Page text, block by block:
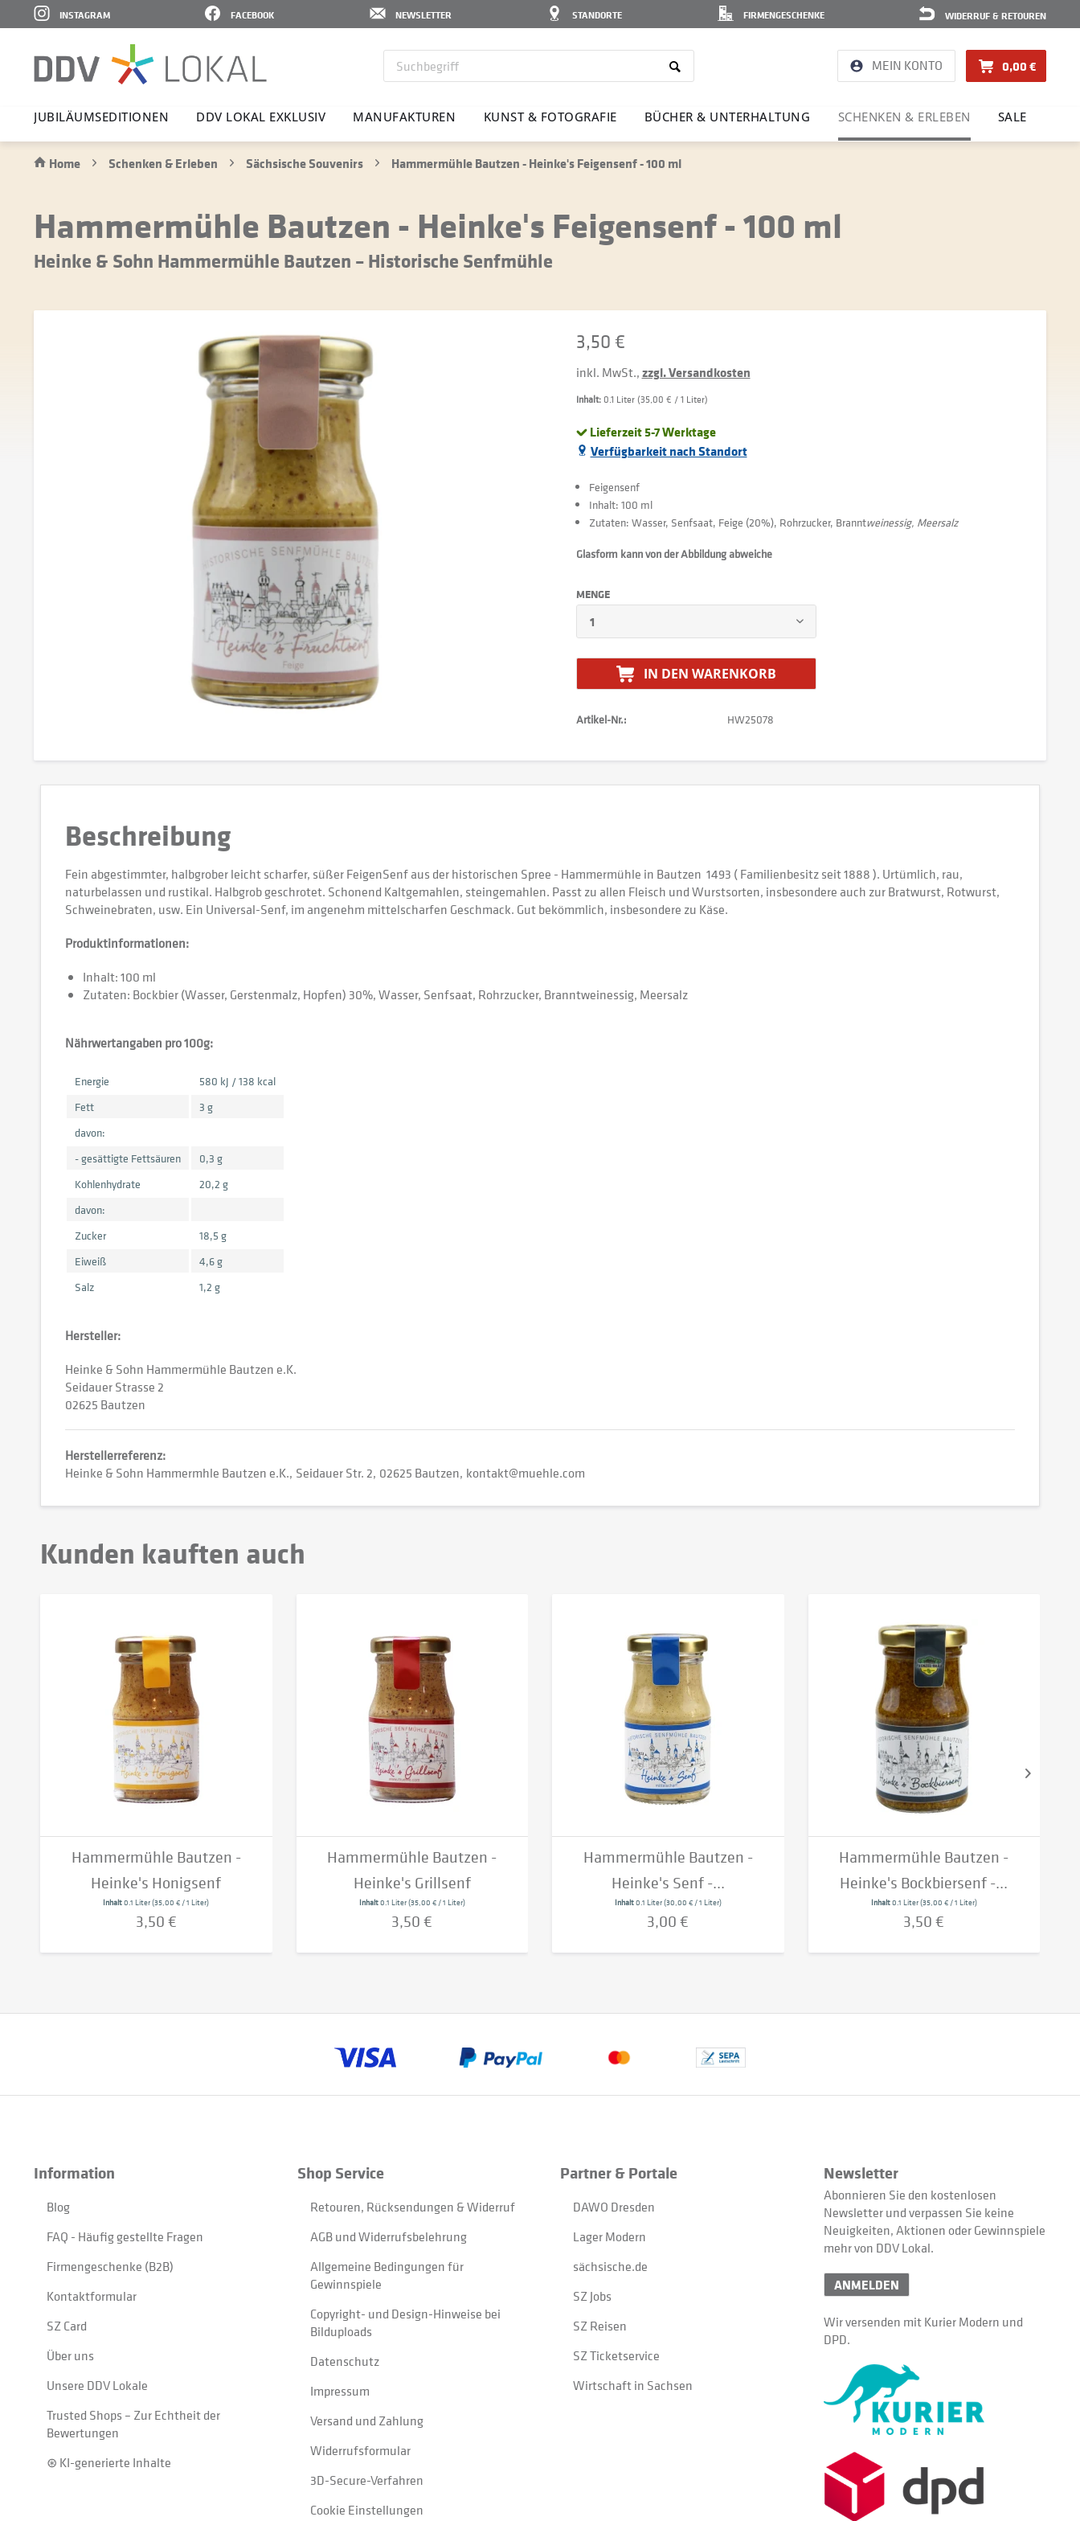
WIDERRUF & RETOUREN
FIRMENGESCHENKE
STANDORTE
NEWSLETTER
FACEBOOK
INSTAGRAM
MEIN KONTO 0,00 €
JUBI­LÄ­UMS­E­DI­TIONEN DDV LOKAL EXKLUSIV MANU­FAK­TUREN KUNST & FOTO­GRAFIE BÜCHER & UNTER­HAL­TUNG SCHENKEN & ERLEBEN SALE
Home Schenken & Erleben Sächsische Souvenirs Hammermühle Bautzen - Heinke's Feigensenf - 100 ml
Hammermühle Bautzen - Heinke's Feigensenf - 100 ml
Heinke & Sohn Hammermühle Bautzen – Historische Senfmühle
3,50 €
inkl. MwSt.,zzgl. Versandkosten
Inhalt: 0.1 Liter (35,00 € / 1 Liter)
Lieferzeit 5-7 Werktage
Verfügbarkeit nach Standort
Feigensenf
Inhalt: 100 ml
Zutaten: Wasser, Senfsaat, Feige (20%), Rohrzucker, Branntweinessig, Meersalz
Glasform kann von der Abbildung abweiche
MENGE
IN DEN WARENKORB
Artikel-Nr.: HW25078
Beschreibung
Fein abgestimmter, halbgrober leicht scharfer, süßer FeigenSenf aus der historischen Spree - Hammermühle in Bautzen 1493 ( Familienbesitz seit 1888 ). Urtümlich, rau,
naturbelassen und rustikal. Halbgrob geschrotet. Schonend Kaltgemahlen, steingemahlen. Passt zu allen Fleisch und Wurstsorten, insbesondere auch zur Bratwurst, Rotwurst,
Schweinebraten, usw. Ein Universal-Senf, im angenehm mittelscharfen Geschmack. Gut bekömmlich, insbesondere zu Käse.
Produktinformationen:
Inhalt: 100 ml
Zutaten: Bockbier (Wasser, Gerstenmalz, Hopfen) 30%, Wasser, Senfsaat, Rohrzucker, Branntweinessig, Meersalz
Nährwertangaben pro 100g:
Energie
580 kJ / 138 kcal
Fett
3 g
davon:
- gesättigte Fettsäuren
0,3 g
Kohlenhydrate
20,2 g
davon:
Zucker
18,5 g
Eiweiß
4,6 g
Salz
1,2 g
Hersteller:
Heinke & Sohn Hammermühle Bautzen e.K.
Seidauer Strasse 2
02625 Bautzen
Herstellerreferenz:
Heinke & Sohn Hammermhle Bautzen e.K. Seidauer Str. 2 02625 Bautzen kontakt@muehle.com
Kunden kauften auch
Hammermühle Bautzen -
Heinke's Honigsenf
Inhalt0.1 Liter(35,00 € / 1 Liter)
3,50 €
Hammermühle Bautzen -
Heinke's Grillsenf
Inhalt0.1 Liter(35,00 € / 1 Liter)
3,50 €
Hammermühle Bautzen -
Heinke's Senf -...
Inhalt0.1 Liter(30,00 € / 1 Liter)
3,00 €
Hammermühle Bautzen -
Heinke's Bockbiersenf -...
Inhalt0.1 Liter(35,00 € / 1 Liter)
3,50 €
Information
Blog
FAQ - Häufig gestellte Fragen
Firmengeschenke (B2B)
Kontaktformular
SZ Card
Über uns
Unsere DDV Lokale
Trusted Shops – Zur Echtheit der
Bewertungen
⊛ KI-generierte Inhalte
Shop Service
Retouren, Rücksendungen & Widerruf
AGB und Widerrufsbelehrung
Allgemeine Bedingungen für
Gewinnspiele
Copyright- und Design-Hinweise bei
Bilduploads
Datenschutz
Impressum
Versand und Zahlung
Widerrufsformular
3D-Secure-Verfahren
Cookie Einstellungen
Partner & Portale
DAWO Dresden
Lager Modern
sächsische.de
SZ Jobs
SZ Reisen
SZ Ticketservice
Wirtschaft in Sachsen
Newsletter
Abonnieren Sie den kostenlosen
Newsletter und verpassen Sie keine
Neuigkeiten, Aktionen oder Gewinnspiele
mehr von DDV Lokal.
ANMELDEN
Wir versenden mit Kurier Modern und
DPD.